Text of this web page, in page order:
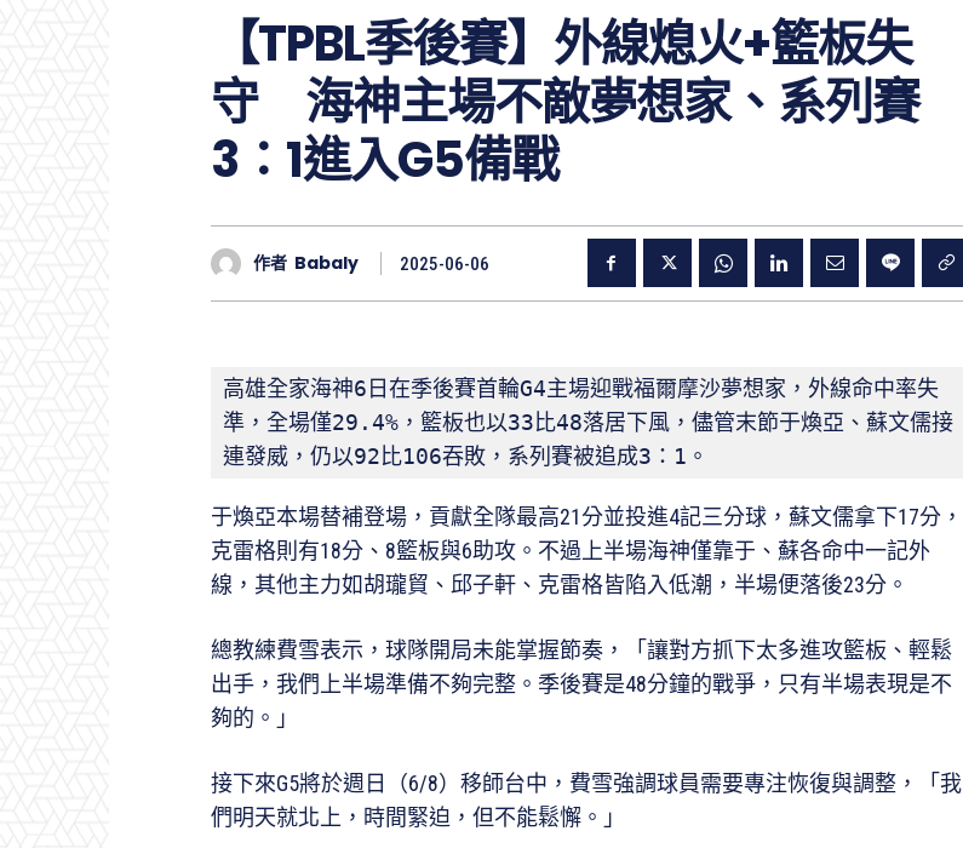
【TPBL季後賽】外線熄火+籃板失
守 海神主場不敵夢想家、系列賽
3：1進入G5備戰
作者 Babaly 2025-06-06
高雄全家海神6日在季後賽首輪G4主場迎戰福爾摩沙夢想家，外線命中率失
準，全場僅29.4%，籃板也以33比48落居下風，儘管末節于煥亞、蘇文儒接
連發威，仍以92比106吞敗，系列賽被追成3：1。
于煥亞本場替補登場，貢獻全隊最高21分並投進4記三分球，蘇文儒拿下17分，
克雷格則有18分、8籃板與6助攻。不過上半場海神僅靠于、蘇各命中一記外
線，其他主力如胡瓏貿、邱子軒、克雷格皆陷入低潮，半場便落後23分。
總教練費雪表示，球隊開局未能掌握節奏，「讓對方抓下太多進攻籃板、輕鬆
出手，我們上半場準備不夠完整。季後賽是48分鐘的戰爭，只有半場表現是不
夠的。」
接下來G5將於週日（6/8）移師台中，費雪強調球員需要專注恢復與調整，「我
們明天就北上，時間緊迫，但不能鬆懈。」